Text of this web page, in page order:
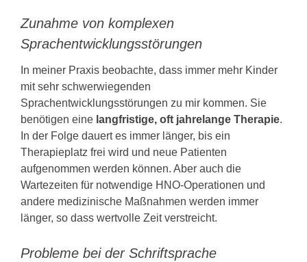
Zunahme von komplexen
Sprachentwicklungsstörungen
In meiner Praxis beobachte, dass immer mehr Kinder
mit sehr schwerwiegenden
Sprachentwicklungsstörungen zu mir kommen. Sie
benötigen eine langfristige, oft jahrelange Therapie.
In der Folge dauert es immer länger, bis ein
Therapieplatz frei wird und neue Patienten
aufgenommen werden können. Aber auch die
Wartezeiten für notwendige HNO-Operationen und
andere medizinische Maßnahmen werden immer
länger, so dass wertvolle Zeit verstreicht.
Probleme bei der Schriftsprache